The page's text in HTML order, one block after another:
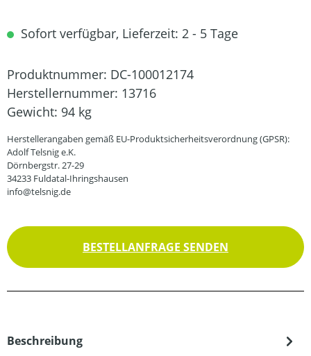
Sofort verfügbar, Lieferzeit: 2 - 5 Tage
Produktnummer: DC-100012174
Herstellernummer: 13716
Gewicht: 94 kg
Herstellerangaben gemäß EU-Produktsicherheitsverordnung (GPSR):
Adolf Telsnig e.K.
Dörnbergstr. 27-29
34233 Fuldatal-Ihringshausen
info@telsnig.de
BESTELLANFRAGE SENDEN
Beschreibung